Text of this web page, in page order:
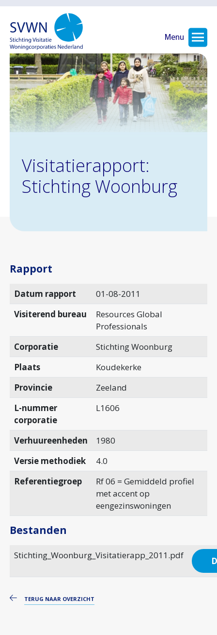
Menu
Visitatierapport:
Stichting Woonburg
Rapport
Datum rapport
01-08-2011
Visiterend bureau
Resources Global
Professionals
Corporatie
Stichting Woonburg
Plaats
Koudekerke
Provincie
Zeeland
L-nummer
corporatie
L1606
Verhuureenheden
1980
Versie methodiek
4.0
Referentiegroep
Rf 06 = Gemiddeld profiel
met accent op
eengezinswoningen
Bestanden
Stichting_Woonburg_Visitatierapp_2011.pdf
TERUG NAAR OVERZICHT